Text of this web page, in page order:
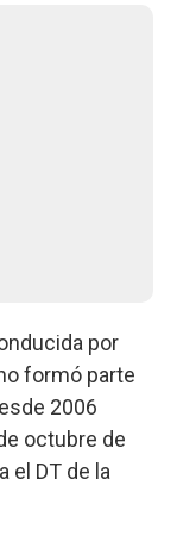
por
formó parte
2006
octubre de
el DT de la